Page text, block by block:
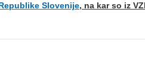
Slovenije, na kar so iz